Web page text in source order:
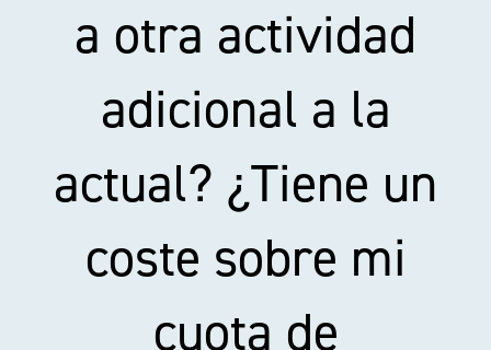
Acceso clientes
a otra actividad
adicional a la
actual? ¿Tiene un
coste sobre mi
cuota de